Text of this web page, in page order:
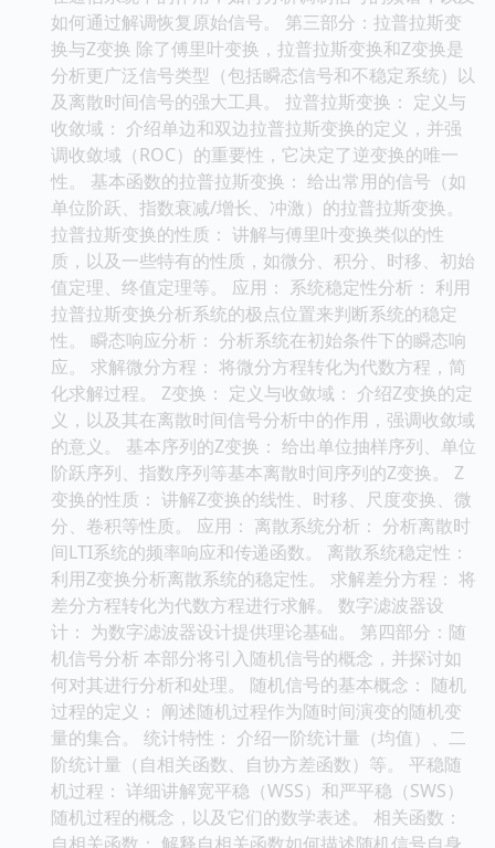
如何通过解调恢复原始信号。 第三部分：拉普拉斯变
换与Z变换 除了傅里叶变换，拉普拉斯变换和Z变换是
分析更广泛信号类型（包括瞬态信号和不稳定系统）以
及离散时间信号的强大工具。 拉普拉斯变换： 定义与
收敛域： 介绍单边和双边拉普拉斯变换的定义，并强
调收敛域（ROC）的重要性，它决定了逆变换的唯一
性。 基本函数的拉普拉斯变换： 给出常用的信号（如
单位阶跃、指数衰减/增长、冲激）的拉普拉斯变换。
拉普拉斯变换的性质： 讲解与傅里叶变换类似的性
质，以及一些特有的性质，如微分、积分、时移、初始
值定理、终值定理等。 应用： 系统稳定性分析： 利用
拉普拉斯变换分析系统的极点位置来判断系统的稳定
性。 瞬态响应分析： 分析系统在初始条件下的瞬态响
应。 求解微分方程： 将微分方程转化为代数方程，简
化求解过程。 Z变换： 定义与收敛域： 介绍Z变换的定
义，以及其在离散时间信号分析中的作用，强调收敛域
的意义。 基本序列的Z变换： 给出单位抽样序列、单位
阶跃序列、指数序列等基本离散时间序列的Z变换。 Z
变换的性质： 讲解Z变换的线性、时移、尺度变换、微
分、卷积等性质。 应用： 离散系统分析： 分析离散时
间LTI系统的频率响应和传递函数。 离散系统稳定性：
利用Z变换分析离散系统的稳定性。 求解差分方程： 将
差分方程转化为代数方程进行求解。 数字滤波器设
计： 为数字滤波器设计提供理论基础。 第四部分：随
机信号分析 本部分将引入随机信号的概念，并探讨如
何对其进行分析和处理。 随机信号的基本概念： 随机
过程的定义： 阐述随机过程作为随时间演变的随机变
量的集合。 统计特性： 介绍一阶统计量（均值）、二
阶统计量（自相关函数、自协方差函数）等。 平稳随
机过程： 详细讲解宽平稳（WSS）和严平稳（SWS）
随机过程的概念，以及它们的数学表述。 相关函数：